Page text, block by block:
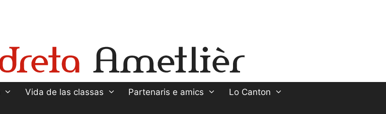
Vida de las classas Partenaris e amics
Lo Canton